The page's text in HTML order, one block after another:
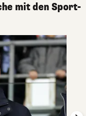
mit den Sport-